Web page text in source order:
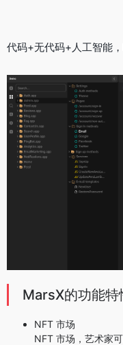
代码+无代码+人工智能
MarsX的功能特
NFT 市场
NFT 市场，艺术家